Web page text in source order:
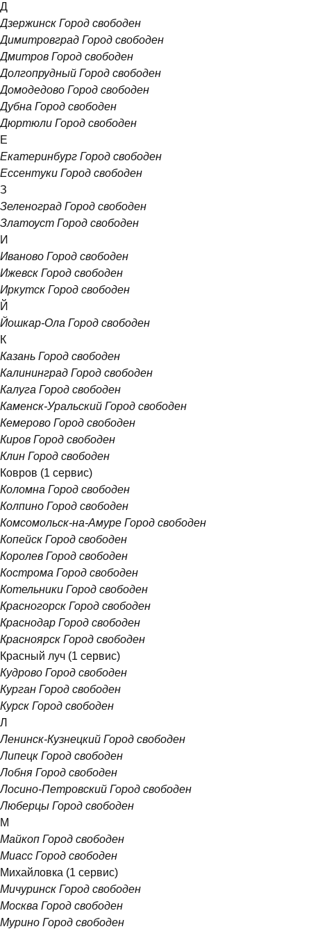
Д
Дзержинск Город свободен
Димитровград Город свободен
Дмитров Город свободен
Долгопрудный Город свободен
Домодедово Город свободен
Дубна Город свободен
Дюртюли Город свободен
Е
Екатеринбург Город свободен
Ессентуки Город свободен
З
Зеленоград Город свободен
Златоуст Город свободен
И
Иваново Город свободен
Ижевск Город свободен
Иркутск Город свободен
Й
Йошкар-Ола Город свободен
К
Казань Город свободен
Калининград Город свободен
Калуга Город свободен
Каменск-Уральский Город свободен
Кемерово Город свободен
Киров Город свободен
Клин Город свободен
Ковров (1 сервис)
Коломна Город свободен
Колпино Город свободен
Комсомольск-на-Амуре Город свободен
Копейск Город свободен
Королев Город свободен
Кострома Город свободен
Котельники Город свободен
Красногорск Город свободен
Краснодар Город свободен
Красноярск Город свободен
Красный луч (1 сервис)
Кудрово Город свободен
Курган Город свободен
Курск Город свободен
Л
Ленинск-Кузнецкий Город свободен
Липецк Город свободен
Лобня Город свободен
Лосино-Петровский Город свободен
Люберцы Город свободен
М
Майкоп Город свободен
Миасс Город свободен
Михайловка (1 сервис)
Мичуринск Город свободен
Москва Город свободен
Мурино Город свободен